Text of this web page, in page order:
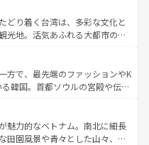
着のアメリカ
照してほしい。
る人々を迎えてくれるハワイの
ードやハワイアンミュージッ
ど、すべてがハワイの魅力を彩
ハワイ情報
てほしい。
そびえるウルル（エアーズロッ
原生林やケアンズの熱帯雨林な
また、カフェやワイン、オージ
実しており、サーフィンやダイ
アウトドア好きにはたまらな
な魅力を存分に味わいつくそ
どり着く台湾は、多彩な文化と
光地。活気あふれる大都市の台
る台湾東部など、都市の喧騒
おり、訪れる人に新しい発見と
また、奥深い台湾の食文化も魅
など、バラエティ豊かな料理
新着の台湾情報は コンテンツ一覧を参
方で、最先端のファッションやK
韓国。首都ソウルの宮殿や伝統
折々の自然美を楽しむことが
焼肉、絶品のストリートフード
が待っている。夜には、韓国な
魅力的なベトナム。南北に細長
田園風景や青々とした山々、世